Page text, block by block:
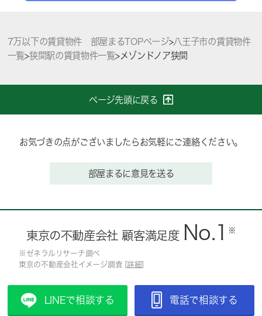
7万以下の賃貸物件 部屋まるTOPページ>八王子市の賃貸物件
一覧>狭間駅の賃貸物件一覧>メゾンドノア狭間
ページ先頭に戻る
お気づきの点がございましたらお気軽にご連絡ください。
部屋まるに意見を送る
東京の不動産会社 顧客満足度 No.1 ※
※ゼネラルリサーチ調べ
東京の不動産会社イメージ調査 [ 詳細
LINEで相談する 電話で相談する